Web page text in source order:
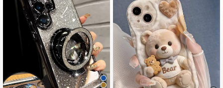
4,90 3.5K Seguidores
4,90 3.5K Seguidores
4,90 3.5K Seguidores